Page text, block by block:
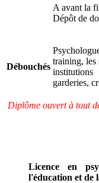
A avant la
Dépôt de
Débouchés
training, les
garderies,
Diplôme ouvert à tout
Licence en
l'éducation et de